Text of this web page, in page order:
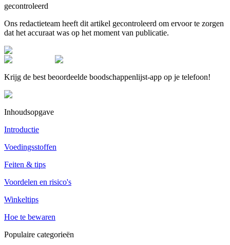
gecontroleerd
Ons redactieteam heeft dit artikel gecontroleerd om ervoor te zorgen
dat het accuraat was op het moment van publicatie.
Krijg de best beoordeelde boodschappenlijst-app op je telefoon!
Inhoudsopgave
Introductie
Voedingsstoffen
Feiten & tips
Voordelen en risico's
Winkeltips
Hoe te bewaren
Populaire categorieën